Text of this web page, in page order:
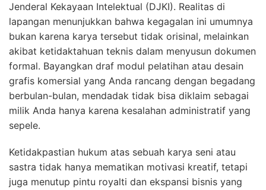
Jenderal Kekayaan Intelektual (DJKI). Realitas di
lapangan menunjukkan bahwa kegagalan ini umumnya
bukan karena karya tersebut tidak orisinal, melainkan
akibat ketidaktahuan teknis dalam menyusun dokumen
formal. Bayangkan draf modul pelatihan atau desain
grafis komersial yang Anda rancang dengan begadang
berbulan-bulan, mendadak tidak bisa diklaim sebagai
milik Anda hanya karena kesalahan administratif yang
sepele.
Ketidakpastian hukum atas sebuah karya seni atau
sastra tidak hanya mematikan motivasi kreatif, tetapi
juga menutup pintu royalti dan ekspansi bisnis yang